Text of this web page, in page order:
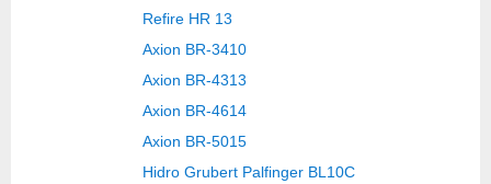
Refire HR 13
Axion BR-3410
Axion BR-4313
Axion BR-4614
Axion BR-5015
Hidro Grubert Palfinger BL10C